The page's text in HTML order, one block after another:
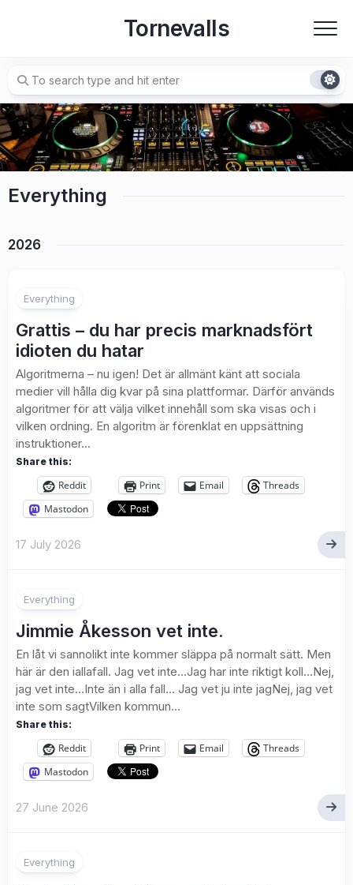
Tornevalls
Everything
2026
Everything
Grattis – du har precis marknadsfört
idioten du hatar
Algoritmerna – nu igen! Det är allmänt känt att sociala
medier vill hålla dig kvar på sina plattformar. Därför används
algoritmer för att välja vilket innehåll som ska visas och i
vilken ordning. En algoritm är förenklat en uppsättning
instruktioner...
Share this:
Reddit Print Email
Threads
Mastodon
17 July 2026
Everything
Jimmie Åkesson vet inte.
En låt vi sannolikt inte kommer släppa på normalt sätt. Men
här är den iallafall. Jag vet inte…Jag har inte riktigt koll…Nej,
jag vet inte…Inte än i alla fall… Jag vet ju inte jagNej, jag vet
inte som sagtVilken kommun...
Share this:
Reddit Print Email
Threads
Mastodon
27 June 2026
Everything